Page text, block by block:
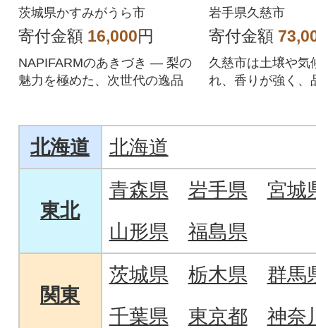
茨城県かすみがうら市
寄付金額 16,000円
NAPIFARMのあきづき ― 梨の
魅力を極めた、次世代の逸品
岩手県久慈市
寄付金額
久慈市は土壌や気
れ、香りが強く、
北海道 北海道
東北
青森県 岩手県
宮城
山形県
福島県
関東
茨城県 栃木県
群馬
千葉県
東京都 神奈